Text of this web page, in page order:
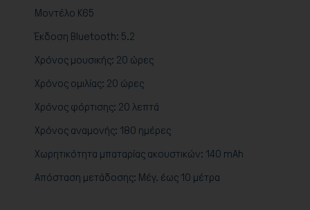
Μοντέλο K65
Έκδοση Bluetooth: 5.2
Χρόνος μουσικής: 20 ώρες
Χρόνος ομιλίας: 20 ώρες
Χρόνος φόρτισης: 20 λεπτά
Χρόνος αναμονής: 180 ημέρες
Χωρητικότητα μπαταρίας ακουστικών: 140 mAh
Απόσταση μετάδοσης: Μέγ. έως 10 μέτρα